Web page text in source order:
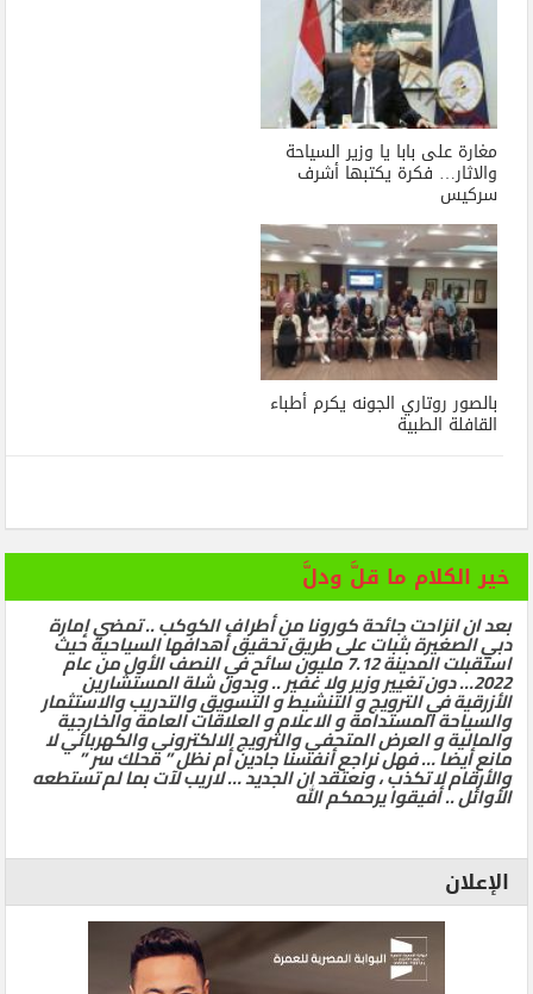
مغارة على بابا يا وزير السياحة
والاثار… فكرة يكتبها أشرف
سركيس
بالصور روتاري الجونه يكرم أطباء
القافلة الطبية
خير الكلام ما قلَّ ودلَّ
بعد ان انزاحت جائحة كورونا من أطراف الكوكب .. تمضي إمارة
دبي الصغيرة بثبات على طريق تحقيق أهدافها السياحية حيث
استقبلت المدينة 7.12 مليون سائح في النصف الأول من عام
2022… دون تغيير وزير ولا غفير .. وبدون شلة المستشارين
الأزرقية في الترويج و التنشيط و التسويق والتدريب والاستثمار
والسياحة المستدامة و الاعلام و العلاقات العامة والخارجية
والمالية و العرض المتحفي والترويج الالكتروني والكهربائي لا
مانع أيضا … فهل نراجع أنفسنا جادين أم نظل ” محلك سر ”
والأرقام لا تكذب ، ونعتقد ان الجديد … لاريب لآت بما لم تستطعه
الأوائل .. أفيقوا يرحمكم الله
الإعلان